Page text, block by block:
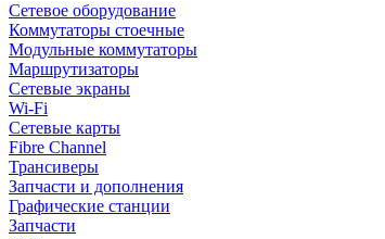
Сетевое оборудование
Коммутаторы стоечные
Модульные коммутаторы
Маршрутизаторы
Сетевые экраны
Wi-Fi
Сетевые карты
Fibre Channel
Трансиверы
Запчасти и дополнения
Графические станции
Запчасти